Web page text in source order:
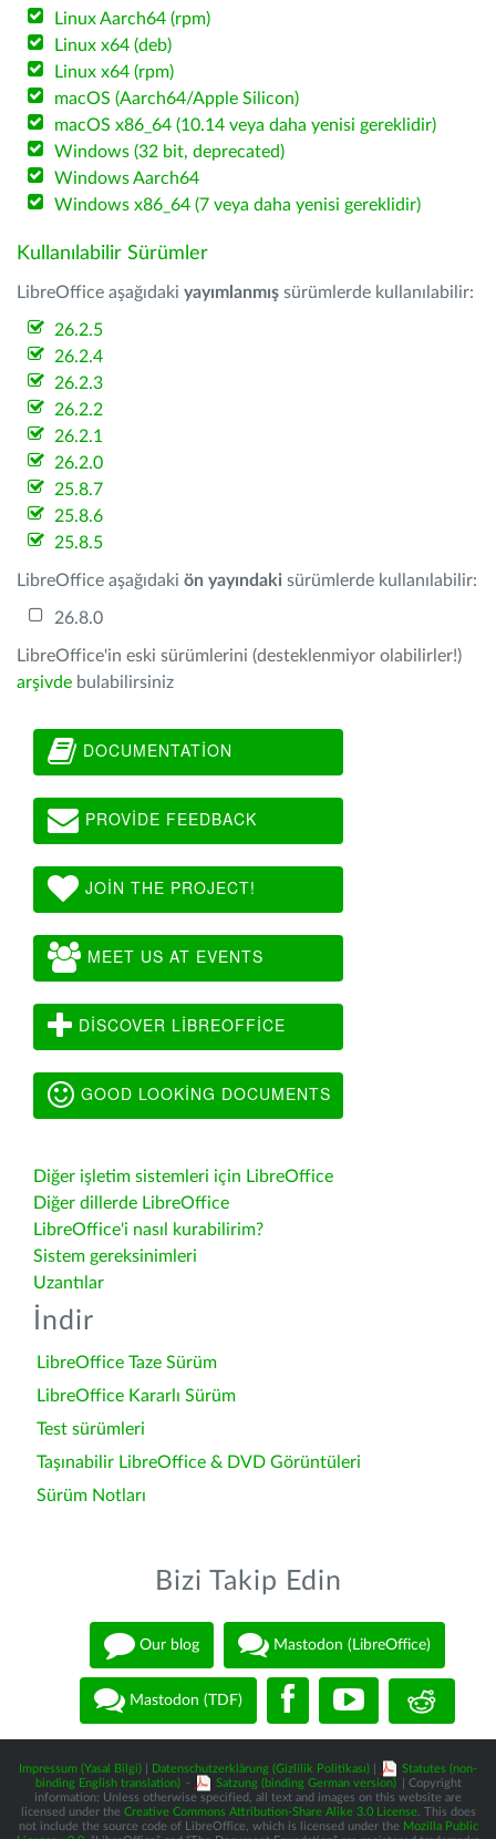
Linux Aarch64 (rpm)
Linux x64 (deb)
Linux x64 (rpm)
macOS (Aarch64/Apple Silicon)
macOS x86_64 (10.14 veya daha yenisi gereklidir)
Windows (32 bit, deprecated)
Windows Aarch64
Windows x86_64 (7 veya daha yenisi gereklidir)
Kullanılabilir Sürümler
LibreOffice aşağıdaki yayımlanmış sürümlerde kullanılabilir:
26.2.5
26.2.4
26.2.3
26.2.2
26.2.1
26.2.0
25.8.7
25.8.6
25.8.5
LibreOffice aşağıdaki ön yayındaki sürümlerde kullanılabilir:
26.8.0
LibreOffice'in eski sürümlerini (desteklenmiyor olabilirler!)
arşivde bulabilirsiniz
DOCUMENTATION
PROVIDE FEEDBACK
JOIN THE PROJECT!
MEET US AT EVENTS
DISCOVER LIBREOFFICE
GOOD LOOKING DOCUMENTS
Diğer işletim sistemleri için LibreOffice
Diğer dillerde LibreOffice
LibreOffice'i nasıl kurabilirim?
Sistem gereksinimleri
Uzantılar
İndir
LibreOffice Taze Sürüm
LibreOffice Kararlı Sürüm
Test sürümleri
Taşınabilir LibreOffice & DVD Görüntüleri
Sürüm Notları
Bizi Takip Edin
Our blog Mastodon (LibreOffice)
Mastodon (TDF)
Impressum (Yasal Bilgi) Datenschutzerklärung (Gizlilik Politikası)
Statutes (non-
binding English translation) - Satzung (binding German version)
| Copyright
information: Unless otherwise specified, all text and images on this website are
licensed under the Creative Commons Attribution-Share Alike 3.0 License. This does
not include the source code of LibreOffice, which is licensed under the Mozilla Public